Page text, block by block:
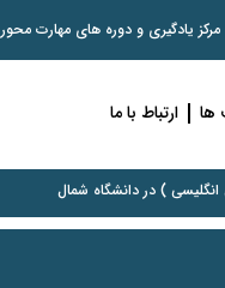
مرکز یادگیری و دوره های مهارت محور
ها ارتباط با ما
) در دانشگاه شمال